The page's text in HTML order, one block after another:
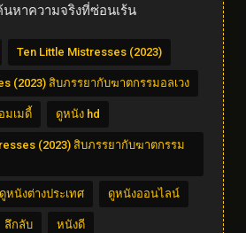
หาความจริงที่ซ่อนเร้น
Ten Little Mistresses (2023)
(2023) สิบภรรยากับฆาตกรรมอลเวง
มเมดี้ ดูหนัง hd
(2023) สิบภรรยากับฆาตกรรม
ดูหนังต่างประเทศ ดูหนังออนไลน์
ลึกลับ หนังดี